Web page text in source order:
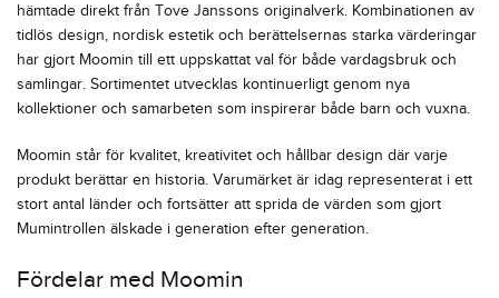
hämtade direkt från Tove Janssons originalverk. Kombinationen av
tidlös design, nordisk estetik och berättelsernas starka värderingar
har gjort Moomin till ett uppskattat val för både vardagsbruk och
samlingar. Sortimentet utvecklas kontinuerligt genom nya
kollektioner och samarbeten som inspirerar både barn och vuxna.
Moomin står för kvalitet, kreativitet och hållbar design där varje
produkt berättar en historia. Varumärket är idag representerat i ett
stort antal länder och fortsätter att sprida de värden som gjort
Mumintrollen älskade i generation efter generation.
Fördelar med Moomin